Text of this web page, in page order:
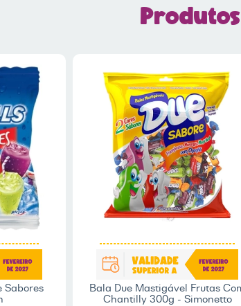
Sabores
Bala Due Mastigável Frutas
Chantilly 300g - Simonetto